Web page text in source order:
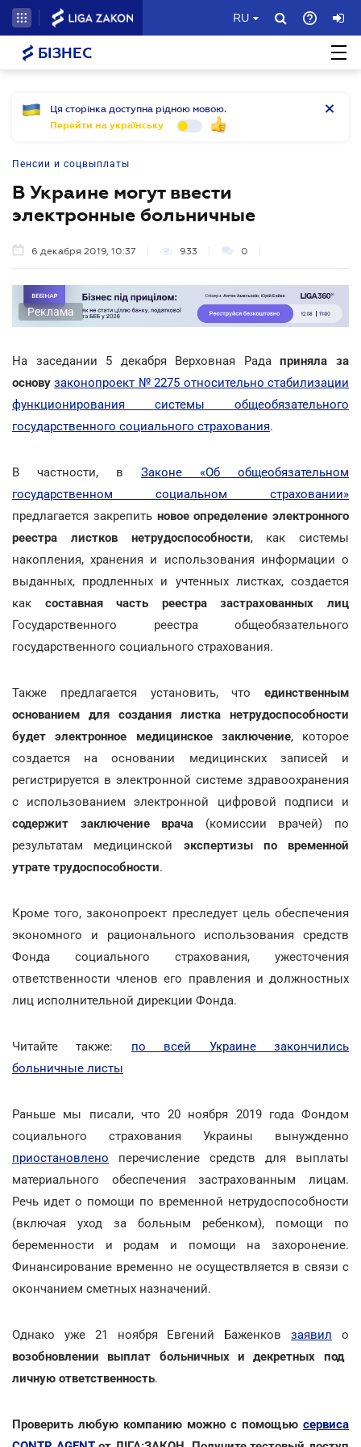
RU
БІЗНЕС
Ця сторінка доступна рідною мовою.
Перейти на українську
Пенсии и соцвыплаты
В Украине могут ввести
электронные больничные
6 декабря 2019, 10:37 933 0
Реклама
На заседании 5 декабря Верховная Радаприняла за
основу законопроект № 2275 относительно стабилизации
функционирования системы общеобязательного
государственного социального страхования.
В частности, в Законе «Об общеобязательном
государственном социальном страховании»
предлагается закрепить новое определение электронного
реестра листков нетрудоспособности, как системы
накопления, хранения и использования информации о
выданных, продленных и учтенных листках, создается
как составная часть реестра застрахованных лиц
Государственного реестра общеобязательного
государственного социального страхования.
Также предлагается установить, что единственным
основанием для создания листка нетрудоспособности
будет электронное медицинское заключение, которое
создается на основании медицинских записей и
регистрируется в электронной системе здравоохранения
с использованием электронной цифровой подписи и
содержит заключение врача (комиссии врачей) по
результатам медицинской экспертизы по временной
утрате трудоспособности.
Кроме того, законопроект преследует цель обеспечения
экономного и рационального использования средств
Фонда социального страхования, ужесточения
ответственности членов его правления и должностных
лиц исполнительной дирекции Фонда.
Читайте также: по всей Украине закончились
больничные листы
Раньше мы писали, что 20 ноября 2019 года Фондом
социального страхования Украины вынужденно
приостановлено перечисление средств для выплаты
материального обеспечения застрахованным лицам.
Речь идет о помощи по временной нетрудоспособности
(включая уход за больным ребенком), помощи по
беременности и родам и помощи на захоронение.
Финансирование временно не осуществляется в связи с
окончанием сметных назначений.
Однако уже 21 ноября Евгений Баженковзаявил о
возобновлении выплат больничных и декретных под
личную ответственность.
Проверить любую компанию можно с помощью сервиса